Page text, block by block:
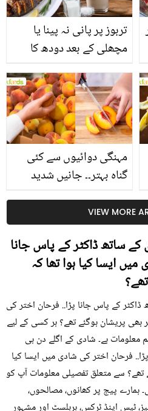
تربوز پر پانی نہ پینا یا
مچھلی کے بعد دودھ کا
سے متعلق غلط فہمیوں کی
حقیقت کیا ہے اور افواہ
کیا؟
مہنگی دوائیوں سے کئی
گناہ بہتر۔۔ جانیں شدید
کیوں کھانا چاہیے؟
VIEW MORE
ساتھ ڈاکٹر کے پاس جانا
ایسا کیا ہوا تھا کہ
کے پاس جانا پڑا.. فرحان اختر کی
بھی پریشان ہوگئے تھے؟ ہر کسی کے لیے
معلومات ہے۔ شادی کے اگلے دن ہی
فرحان اختر کی شادی میں ایسا کیا
تھے؟ سے متعلق تفصیلی معلومات آپ کو
ہمارے پیج پر کھانوں، مصالحوں،